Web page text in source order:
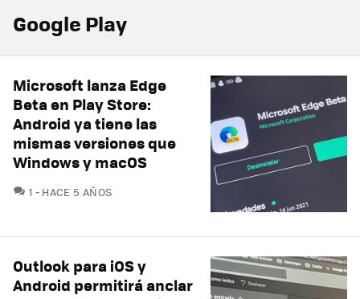
Google Play
Microsoft lanza Edge
Beta en Play Store:
Android ya tiene las
mismas versiones que
Windows y macOS
1 COMENTARIOS
HACE 5 AÑOS
Outlook para iOS y
Android permitirá anclar